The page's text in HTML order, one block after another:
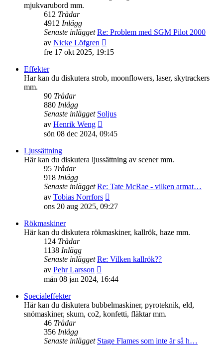
mjukvarubord mm.
612 Trådar
4912 Inlägg
Senaste inlägget Re: Problem med SGM Pilot 2000
av Nicke Löfgren
till
inlägget
fre 17 okt 2025, 19:15
Effekter
Har kan du diskutera strob, moonflowers, laser, skytrackers
mm.
90 Trådar
880 Inlägg
Senaste inlägget Soljus
av Henrik Weng
till
inlägget
sön 08 dec 2024, 09:45
Ljussättning
Här kan du diskutera ljussättning av scener mm.
95 Trådar
918 Inlägg
Senaste inlägget Re: Tate McRae - vilken armat…
av Tobias Norrfors
till
inlägget
ons 20 aug 2025, 09:27
Rökmaskiner
Här kan du diskutera rökmaskiner, kallrök, haze mm.
124 Trådar
1138 Inlägg
Senaste inlägget Re: Vilken kallrök??
av Pehr Larsson
till
inlägget
mån 08 jan 2024, 16:44
Specialeffekter
Här kan du diskutera bubbelmaskiner, pyroteknik, eld,
snömaskiner, skum, co2, konfetti, fläktar mm.
46 Trådar
356 Inlägg
Senaste inlägget Stage Flames som inte är så h…